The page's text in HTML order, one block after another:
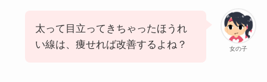
女の子
太って目立ってきちゃったほうれ
い線は、痩せれば改善するよね？